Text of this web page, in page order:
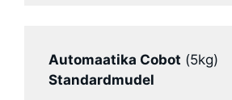
Automaatika Cobot (5kg)
Standardmudel